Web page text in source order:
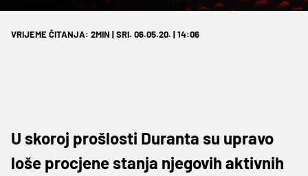
VRIJEME ČITANJA: 2MIN | SRI. 06.05.20. | 14:06
U skoroj prošlosti Duranta su upravo
loše procjene stanja njegovih aktivnih